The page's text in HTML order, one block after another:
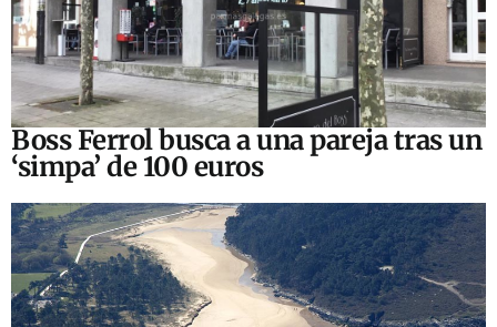
Boss Ferrol busca a una pareja tras un
‘simpa’ de 100 euros